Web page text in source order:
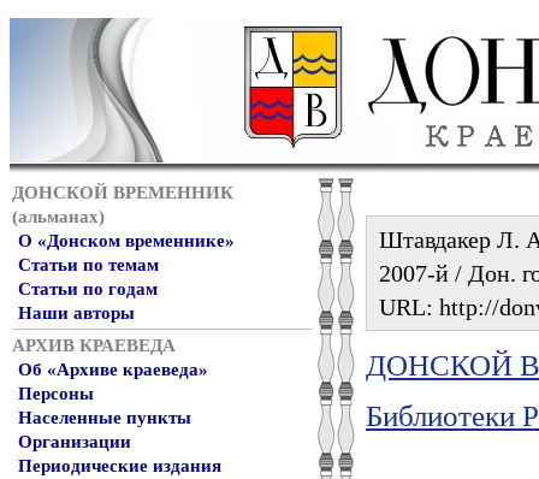
ДОНСКОЙ ВРЕМЕННИК
(альманах)
О «Донском временнике»
Статьи по темам
Статьи по годам
Наши авторы
АРХИВ КРАЕВЕДА
Об «Архиве краеведа»
Персоны
Населенные пункты
Организации
Периодические издания
Штавдакер Л.
2007-й / Дон.
URL: http://
ДОНСКОЙ
Библиотеки